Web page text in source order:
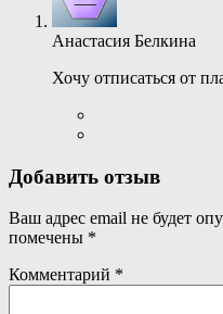
Анастасия Белкина
Хочу отписаться от
Добавить отзыв
Ваш адрес email не будет
помечены *
Комментарий *